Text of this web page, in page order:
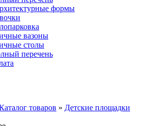
формы
вазоны
столы
перечень
товаров » Детские площадки